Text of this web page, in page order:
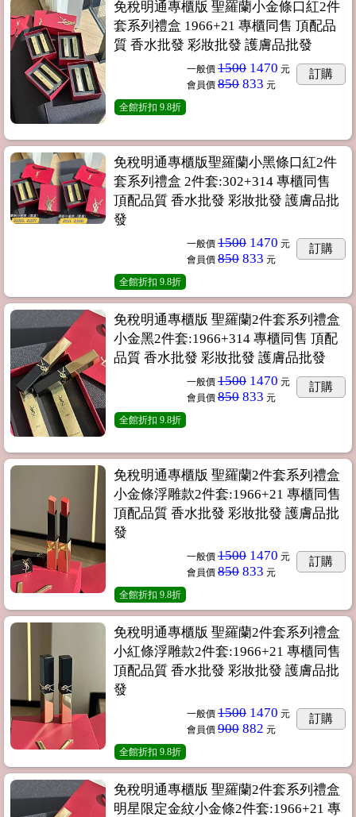
免稅明通專櫃版 聖羅蘭小金條口紅2件
套系列禮盒 1966+21 專櫃同售 頂配品
質 香水批發 彩妝批發 護膚品批發
一般價 1500 1470 元
會員價 850 833 元
訂購
全館折扣 9.8折
免稅明通專櫃版聖羅蘭小黑條口紅2件
套系列禮盒 2件套:302+314 專櫃同售
頂配品質 香水批發 彩妝批發 護膚品批
發
一般價 1500 1470 元
會員價 850 833 元
訂購
全館折扣 9.8折
免稅明通專櫃版 聖羅蘭2件套系列禮盒
小金黑2件套:1966+314 專櫃同售 頂配
品質 香水批發 彩妝批發 護膚品批發
一般價 1500 1470 元
會員價 850 833 元
訂購
全館折扣 9.8折
免稅明通專櫃版 聖羅蘭2件套系列禮盒
小金條浮雕款2件套:1966+21 專櫃同售
頂配品質 香水批發 彩妝批發 護膚品批
發
一般價 1500 1470 元
會員價 850 833 元
訂購
全館折扣 9.8折
免稅明通專櫃版 聖羅蘭2件套系列禮盒
小紅條浮雕款2件套:1966+21 專櫃同售
頂配品質 香水批發 彩妝批發 護膚品批
發
一般價 1500 1470 元
會員價 900 882 元
訂購
全館折扣 9.8折
免稅明通專櫃版 聖羅蘭2件套系列禮盒
明星限定金紋小金條2件套:1966+21 專